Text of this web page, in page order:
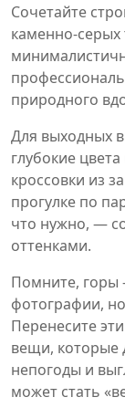
Сочетайте
природного
Для выходных
глубокие
кроссовки из
прогулке по
что нужно, —
оттенками.
Помните, горы
фотографии,
Перенесите
вещи,
непогоды и
может стать